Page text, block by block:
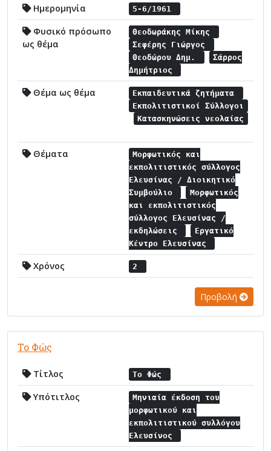
Ημερομηνία 5-6/1961
Φυσικό πρόσωπο
ως θέμα
Θεοδωράκης Μίκης
Σεφέρης Γιώργος
Θεοδώρου Δημ.
Σάρρος
Δημήτριος
Θέμα ως θέμα
Εκπαιδευτικά ζητήματα
Εκπολιτιστικοί Σύλλογοι
Κατασκηνώσεις νεολαίας
Θέματα
Μορφωτικός και
εκπολιτιστικός σύλλογος
Ελευσίνας / Διοικητικό
Συμβούλιο
Μορφωτικός
και εκπολιτιστικός
σύλλογος Ελευσίνας /
εκδηλώσεις
Εργατικό
Κέντρο Ελευσίνας
Χρόνος 2
Προβολή
Το Φώς
Τίτλος Το Φώς
Υπότιτλος
Μηνιαία έκδοση του
μορφωτικού και
εκπολιτιστικού συλλόγου
Ελευσίνος